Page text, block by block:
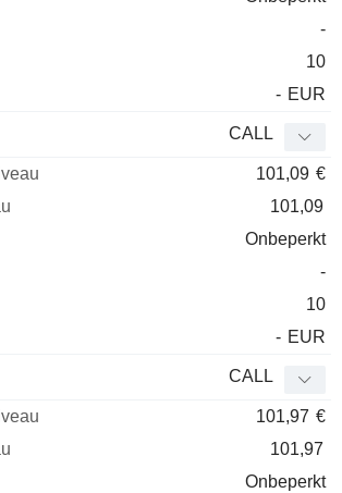
-
10
- EUR
CALL
101,09 €
101,09
Onbeperkt
-
10
- EUR
CALL
101,97 €
101,97
Onbeperkt